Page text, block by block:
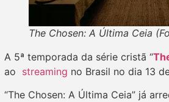
The Chosen: A Última Ceia
A 5ª temporada da série cristã “
ao streaming no Brasil no dia 13
“The Chosen: A Última Ceia” já